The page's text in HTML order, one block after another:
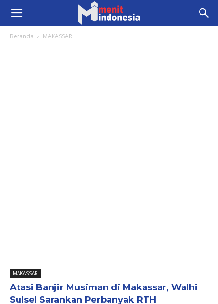
Beranda MAKASSAR
MAKASSAR
Atasi Banjir Musiman di Makassar, Walhi
Sulsel Sarankan Perbanyak RTH